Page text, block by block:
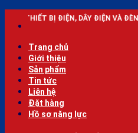
qua
dung
DÂY ĐIỆN VÀ ĐÈN LED CHIẾU SÁNG
Trang chủ
Giới thiệu
Sản phẩm
Tin tức
Liên hệ
Đặt hàng
Hồ sơ năng lực